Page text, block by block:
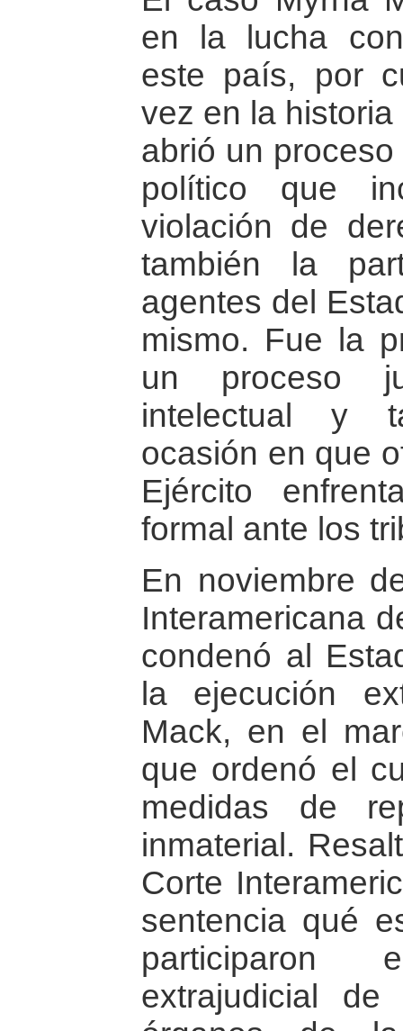
en la lucha
este país, por
vez en la
abrió un
político que
violación de
también la
agentes del
mismo. Fue la
un proceso
intelectual y
ocasión en que
Ejército
formal ante los
En noviembre
Interamericana
condenó al
la ejecución
Mack, en el
que ordenó el
medidas de
inmaterial.
Corte
sentencia qué
extrajudicial